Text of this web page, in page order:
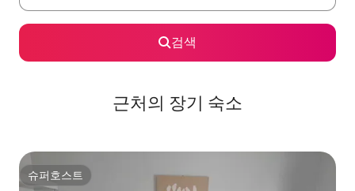
검색
근처의 장기 숙소
슈퍼호스트
슈퍼호스트